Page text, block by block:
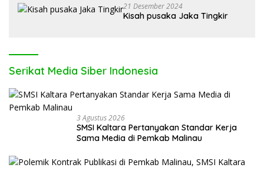
21 Desember 2024
Kisah pusaka Jaka Tingkir
Serikat Media Siber Indonesia
3 Agustus 2026
SMSI Kaltara Pertanyakan Standar Kerja
Sama Media di Pemkab Malinau